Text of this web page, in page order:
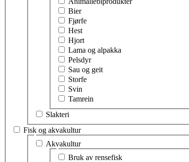
Bier
Fjørfe
Hest
Hjort
Lama og alpakka
Pelsdyr
Sau og geit
Storfe
Svin
Tamrein
Slakteri
Fisk og akvakultur
Velg tema innen fisk og akvakultur
Akvakultur
Velg tema innen akvakultur
Bruk av rensefisk